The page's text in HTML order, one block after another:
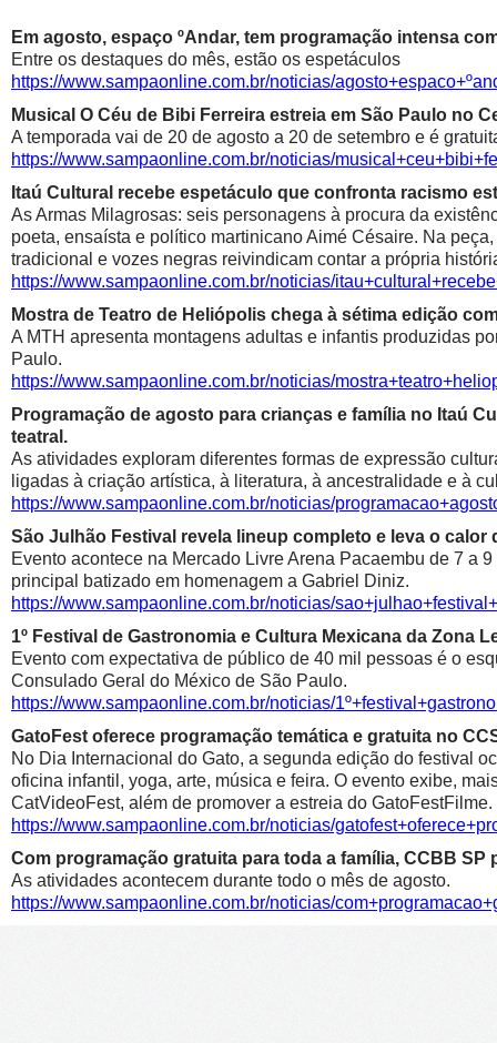
Em agosto, espaço ºAndar, tem programação intensa
Entre os destaques do mês, estão os espetáculos
https://www.sampaonline.com.br/noticias/
Musical O Céu de Bibi Ferreira estreia em São Paulo no
A temporada vai de 20 de agosto a 20 de setembro e é
https://www.sampaonline.com.br/noticias/
Itaú Cultural recebe espetáculo que confronta racismo
As Armas Milagrosas: seis personagens à procura da
poeta, ensaísta e político martinicano Aimé Césaire. Na
tradicional e vozes negras reivindicam contar a própria
https://www.sampaonline.com.br/noticias/
Mostra de Teatro de Heliópolis chega à sétima edição
A MTH apresenta montagens adultas e infantis produzidas
Paulo.
https://www.sampaonline.com.br/noticias/
Programação de agosto para crianças e família no Itaú
teatral.
As atividades exploram diferentes formas de expressão
ligadas à criação artística, à literatura, à ancestralidade e à
https://www.sampaonline.com.br/noticias/
São Julhão Festival revela lineup completo e leva o calor
Evento acontece na Mercado Livre Arena Pacaembu de 7 a
principal batizado em homenagem a Gabriel Diniz.
https://www.sampaonline.com.br/noticias/
1º Festival de Gastronomia e Cultura Mexicana da Zona
Evento com expectativa de público de 40 mil pessoas é o
Consulado Geral do México de São Paulo.
https://www.sampaonline.com.br/noticias/
GatoFest oferece programação temática e gratuita no
No Dia Internacional do Gato, a segunda edição do festival
oficina infantil, yoga, arte, música e feira. O evento exibe,
CatVideoFest, além de promover a estreia do GatoFestFilme.
https://www.sampaonline.com.br/noticias/
Com programação gratuita para toda a família, CCBB
As atividades acontecem durante todo o mês de agosto.
https://www.sampaonline.com.br/noticias/